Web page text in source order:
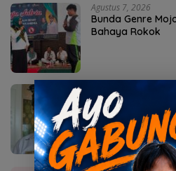
Agustus 7, 2026
Bunda Genre
Bahaya Rokok
Agustus 6, 2026
Sekda
Diperiksa Kejari